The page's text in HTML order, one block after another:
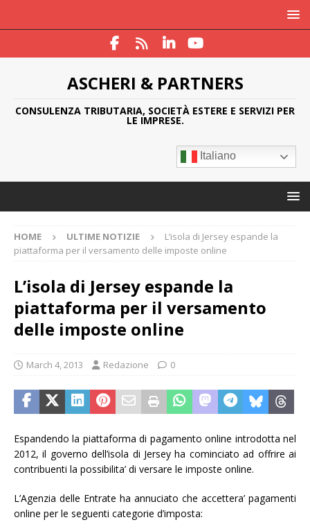
ASCHERI & PARTNERS
CONSULENZA TRIBUTARIA, SOCIETÀ ESTERE E SERVIZI PER
LE IMPRESE.
Italiano
HOME ULTIME NOTIZIE
L’isola di Jersey espande la
piattaforma per il versamento delle imposte online
L’isola di Jersey espande la
piattaforma per il versamento
delle imposte online
March 4, 2013 Redazione 0
Espandendo la piattaforma di pagamento online introdotta nel
2012, il governo dell’isola di Jersey ha cominciato ad offrire ai
contribuenti la possibilita’ di versare le imposte online.
L’Agenzia delle Entrate ha annuciato che accettera’ pagamenti
online per le seguenti categorie d’imposta: